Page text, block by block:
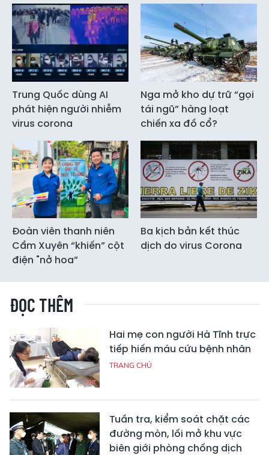
Trung Quốc dùng AI
phát hiện người nhiễm
virus corona
Nga mở kho dự trữ “gọi
tái ngũ” hàng loạt
chiến xa đồ cổ?
Đoàn viên thanh niên
Cẩm Xuyên “khiến” cột
điện "nở hoa”
Ba kịch bản kết thúc
dịch do virus Corona
ĐỌC THÊM
Hai mẹ con người Hà Tĩnh trực
tiếp hiến máu cứu bệnh nhân
TRANG CHỦ
Tuần tra, kiểm soát chặt các
đường mòn, lối mở khu vực
biên giới phòng chống dịch